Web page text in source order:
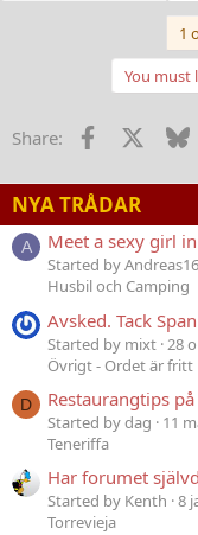
1
You must
Share: Facebook
NYA TRÅDAR
A Meet a sexy girl
Started by
Husbil och Camping
Avsked. Tack
Started by mixt 28
Övrigt - Ordet är fritt
D Restaurangtips
Started by dag 11
Teneriffa
Har forumet
Started by Kenth 8
Torrevieja